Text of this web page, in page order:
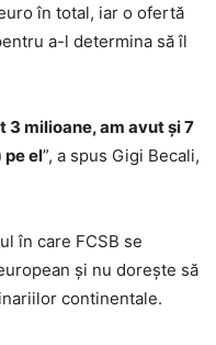
în total, iar o ofertă
a-l determina să îl
3 milioane, am avut și 7
pe el”, a spus Gigi Becali,
în care FCSB se
și nu dorește să
continentale.